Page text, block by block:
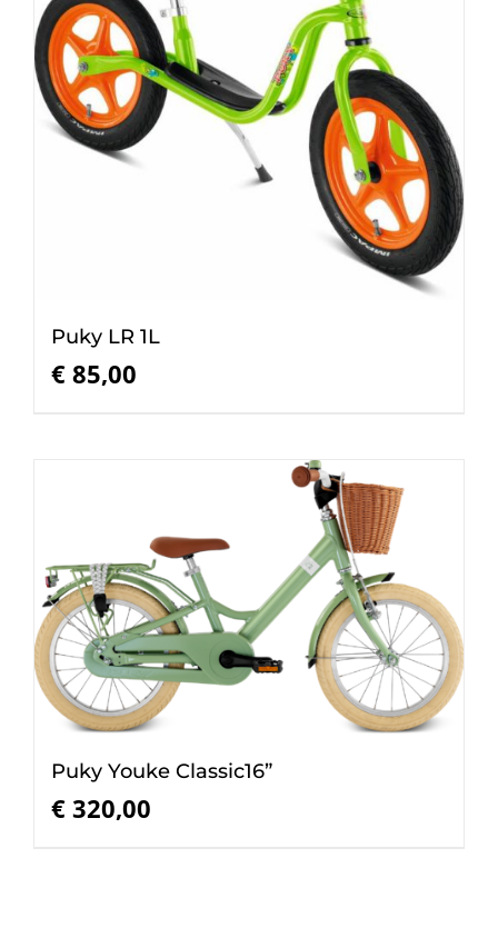
Puky LR 1L
€ 85,00
Puky Youke Classic16”
€ 320,00